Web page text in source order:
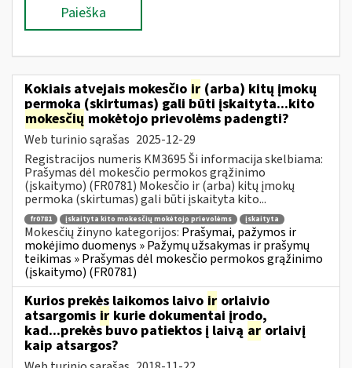
Paieška
Kokiais atvejais mokesčio ir (arba) kitų įmokų
permoka (skirtumas) gali būti įskaityta...kito
mokesčių mokėtojo prievolėms padengti?
Web turinio sąrašas 2025-12-29
Registracijos numeris KM3695 Ši informacija skelbiama:
Prašymas dėl mokesčio permokos grąžinimo
(įskaitymo) (FR0781) Mokesčio ir (arba) kitų įmokų
permoka (skirtumas) gali būti įskaityta kito...
fr0781 įskaityta kito mokesčių mokėtojo prievolėms įskaityta
Mokesčių žinyno kategorijos: Prašymai, pažymos ir
mokėjimo duomenys » Pažymų užsakymas ir prašymų
teikimas » Prašymas dėl mokesčio permokos grąžinimo
(įskaitymo) (FR0781)
Kurios prekės laikomos laivo ir orlaivio
atsargomis ir kurie dokumentai įrodo,
kad...prekės buvo patiektos į laivą ar orlaivį
kaip atsargos?